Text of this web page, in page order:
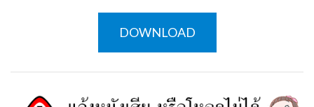
DOWNLOAD